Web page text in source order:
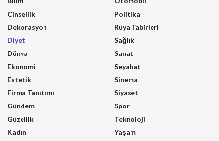
Cinsellik
Dekorasyon
Diyet
Dünya
Ekonomi
Estetik
Firma Tanıtımı
Gündem
Güzellik
Kadın
Politika
Rüya Tabirleri
Sağlık
Sanat
Seyahat
Sinema
Siyaset
Spor
Teknoloji
Yaşam